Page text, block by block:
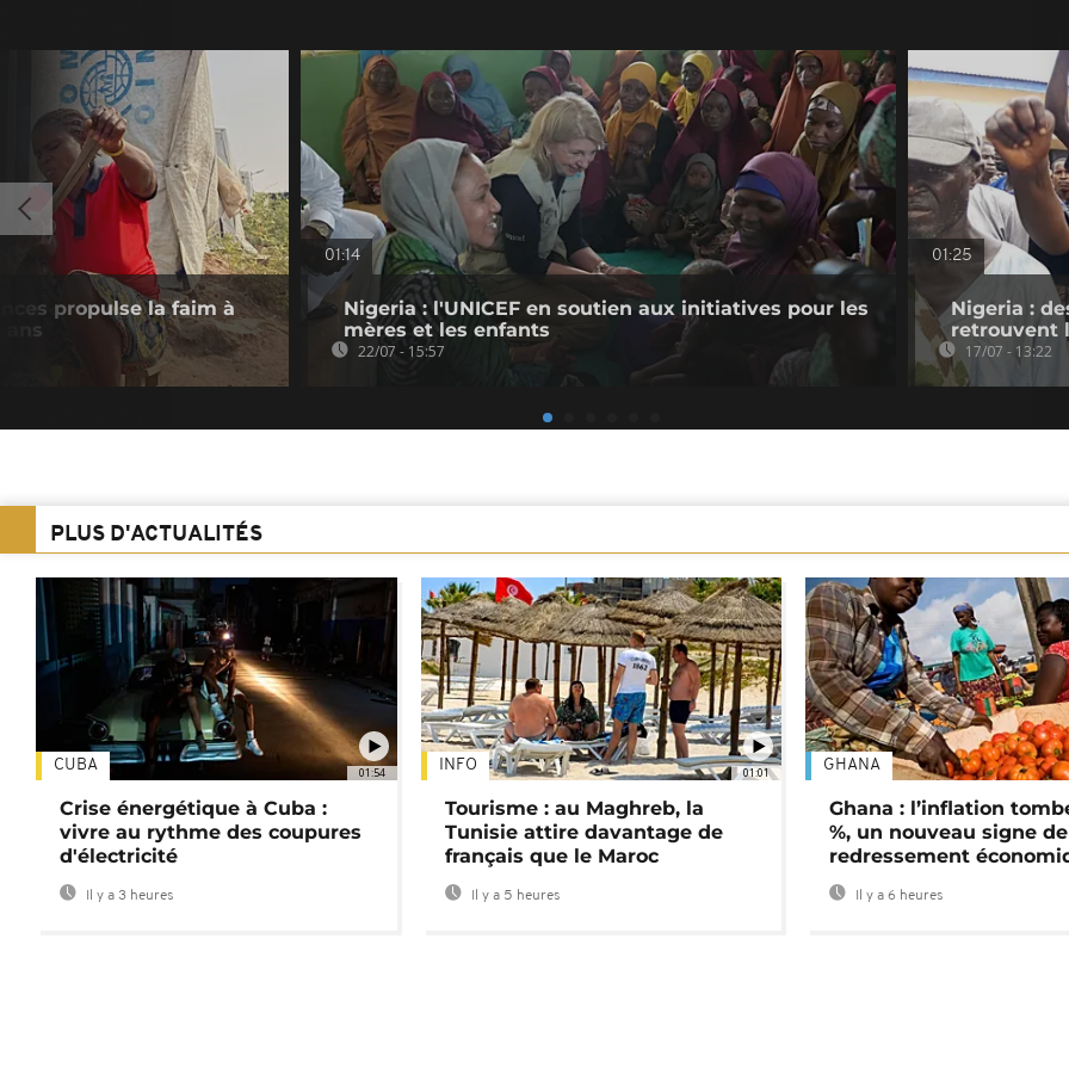
propulse la faim à
ans
01:14
Nigeria : l'UNICEF en soutien aux initiatives pour les
mères et les enfants
22/07 - 15:57
01:25
Nigeria :
retrouvent
17/07 - 13:22
PLUS D'ACTUALITÉS
01:54
CUBA
Crise énergétique à Cuba :
vivre au rythme des coupures
d'électricité
Il y a 3 heures
01:01
INFO
Tourisme : au Maghreb, la
Tunisie attire davantage de
français que le Maroc
Il y a 5 heures
GHANA
Ghana : l’inflation
%, un nouveau signe de
redressement
Il y a 6 heures